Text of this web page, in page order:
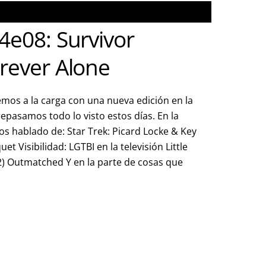
Survivor
Alone
a la carga con una nueva edición en la
todo lo visto estos días. En la
hablado de: Star Trek: Picard Locke & Key
Visibilidad: LGTBI en la televisión Little
Outmatched Y en la parte de cosas que